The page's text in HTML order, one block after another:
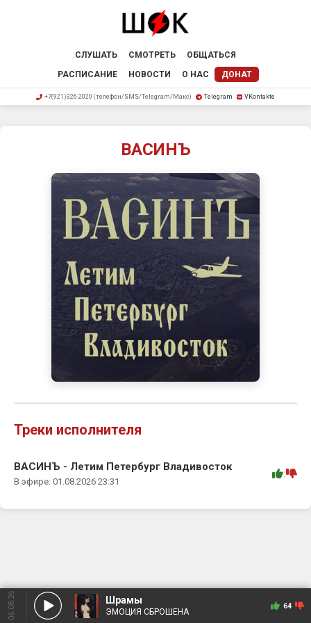
СЛУШАТЬ СМОТРЕТЬ
ОБЩАТЬСЯ
РАСПИСАНИЕ
НОВОСТИ О НАС ДОНАТ
+7(921)326-2020 (телефон/SMS/Telegram/Макс) Telegram VKontakte
ВАСИНЪ
Треки исполнителя
ВАСИНЪ - Летим Петербург Владивосток
В эфире: 01.08.2026 23:31
:
06.08.26 Шрамы
ЭМОЦИЯ СБРОШЕНА
64